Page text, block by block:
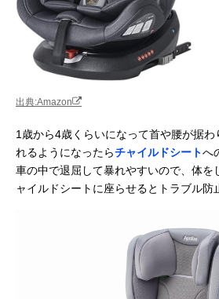
出典:Amazon
1歳から4歳くらいになって首や腰が据
れるようになったらチャイルドシートへ
車の中で退屈して暴れやすいので、体を
ャイルドシートに座らせるとトラブル防